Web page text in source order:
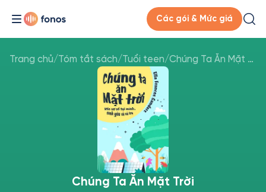
Các gói & Mức giá
Trang chủ/Tóm tắt sách/Tuổi teen/ Chúng Ta Ăn Mặt Trời
Chúng Ta Ăn Mặt Trời